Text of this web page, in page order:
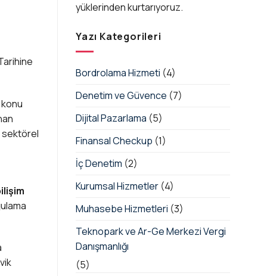
sektörel
yüklerinden kurtarıyoruz.
Yazı Kategorileri
Bordrolama Hizmeti (4)
Denetim ve Güvence (7)
Dijital Pazarlama (5)
Finansal Checkup (1)
İç Denetim (2)
Kurumsal Hizmetler (4)
Muhasebe Hizmetleri (3)
Teknopark ve Ar-Ge Merkezi Vergi
Danışmanlığı
(5)